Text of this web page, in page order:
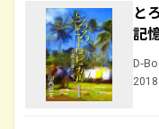
と
記
D-